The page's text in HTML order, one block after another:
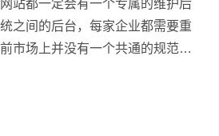
站都一定会有一个专属的维护后
之间的后台，每家企业都需要重
市场上并没有一个共通的规范与
重新学习上，甚至还有许多企业
重复执行一样的动作，浪费的许